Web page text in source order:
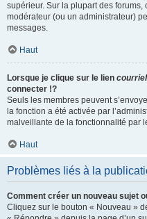
supérieur. Sur la plupart des
modérateur (ou un administrateur)
messages.
Haut
Lorsque je clique sur le lien courriel
connecter !?
Seuls les membres peuvent
la fonction a été activée par
malveillante de la fonctionnalité par
Haut
Problèmes liés à la
Comment créer un nouveau sujet
Cliquez sur le bouton « Nouveau »